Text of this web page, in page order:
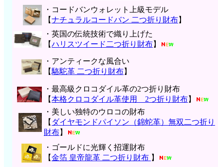
・コードバンウォレット上級モデル
【ナチュラルコードバン 二つ折り財布】
・英国の伝統技術で織り上げた
【ハリスツイード二つ折り財布】
・アンティークな風合い
【駱駝革 二つ折り財布】
・最高級クロコダイル革の2つ折り財布
【本格クロコダイル革使用 2つ折り財布】
・美しい独特のウロコの財布
【 ダイヤモンドパイソン（錦蛇革）無双二つ折り
財布】
・ゴールドに光輝く招運財布
【金箔 皇帝龍革 二つ折り財布 】